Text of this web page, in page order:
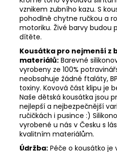
vznikem zubního kazu. S
pohodlně chytne ručkou a
motoriku. Živé barvy budou
dítěte.
Kousátka pro nejmenší z
materiálů: Barevné
vyrobeny ze 100%
neobsahuje žádné ftaláty,
toxiny. Kovová část klipu je
Naše dětská kousátka jsou
nejlepší a nejbezpečnější
ručičkách i pusince :)
vyrobené u nás v Česku s
kvalitním materiálům.
Údržba: Péče o kousátko je